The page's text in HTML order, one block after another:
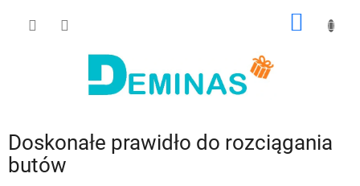
Doskonałe prawidło do rozciągania
butów